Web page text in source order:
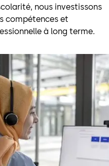
nous investissons
compétences et
à long terme.